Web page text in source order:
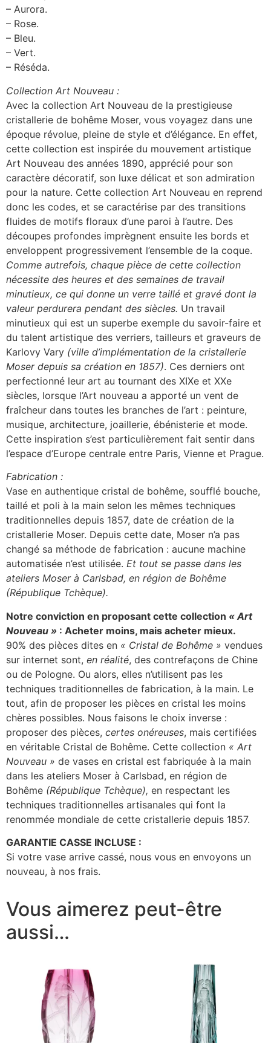
– Aurora.
– Rose.
– Bleu.
– Vert.
– Réséda.
Collection Art Nouveau :
Avec la collection Art Nouveau de la prestigieuse
cristallerie de bohême Moser, vous voyagez dans une
époque révolue, pleine de style et d’élégance. En effet,
cette collection est inspirée du mouvement artistique
Art Nouveau des années 1890, apprécié pour son
caractère décoratif, son luxe délicat et son admiration
pour la nature. Cette collection Art Nouveau en reprend
donc les codes, et se caractérise par des transitions
fluides de motifs floraux d’une paroi à l’autre. Des
découpes profondes imprègnent ensuite les bords et
enveloppent progressivement l’ensemble de la coque.
Comme autrefois, chaque pièce de cette collection
nécessite des heures et des semaines de travail
minutieux, ce qui donne un verre taillé et gravé dont la
valeur perdurera pendant des siècles. Un travail
minutieux qui est un superbe exemple du savoir-faire et
du talent artistique des verriers, tailleurs et graveurs de
Karlovy Vary (ville d’implémentation de la cristallerie
Moser depuis sa création en 1857). Ces derniers ont
perfectionné leur art au tournant des XIXe et XXe
siècles, lorsque l’Art nouveau a apporté un vent de
fraîcheur dans toutes les branches de l’art : peinture,
musique, architecture, joaillerie, ébénisterie et mode.
Cette inspiration s’est particulièrement fait sentir dans
l’espace d’Europe centrale entre Paris, Vienne et Prague.
Fabrication :
Vase en authentique cristal de bohême, soufflé bouche,
taillé et poli à la main selon les mêmes techniques
traditionnelles depuis 1857, date de création de la
cristallerie Moser. Depuis cette date, Moser n’a pas
changé sa méthode de fabrication : aucune machine
automatisée n’est utilisée. Et tout se passe dans les
ateliers Moser à Carlsbad, en région de Bohême
(République Tchèque).
Notre conviction en proposant cette collection « Art
Nouveau » : Acheter moins, mais acheter mieux.
90% des pièces dites en « Cristal de Bohême » vendues
sur internet sont, en réalité, des contrefaçons de Chine
ou de Pologne. Ou alors, elles n’utilisent pas les
techniques traditionnelles de fabrication, à la main. Le
tout, afin de proposer les pièces en cristal les moins
chères possibles. Nous faisons le choix inverse :
proposer des pièces, certes onéreuses, mais certifiées
en véritable Cristal de Bohême. Cette collection « Art
Nouveau » de vases en cristal est fabriquée à la main
dans les ateliers Moser à Carlsbad, en région de
Bohême (République Tchèque), en respectant les
techniques traditionnelles artisanales qui font la
renommée mondiale de cette cristallerie depuis 1857.
GARANTIE CASSE INCLUSE :
Si votre vase arrive cassé, nous vous en envoyons un
nouveau, à nos frais.
Vous aimerez peut-être
aussi…